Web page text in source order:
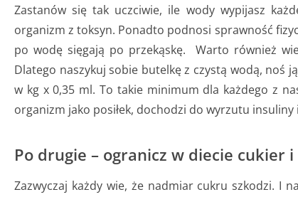
Zastanów się tak uczciwie, ile wody wypijasz
organizm z toksyn. Ponadto podnosi sprawność
po wodę sięgają po przekąskę. Warto również
Dlatego naszykuj sobie butelkę z czystą wodą, noś
w kg x 0,35 ml. To takie minimum dla każdego z
organizm jako posiłek, dochodzi do wyrzutu
Po drugie – ogranicz w diecie cukier i
Zazwyczaj każdy wie, że nadmiar cukru szkodzi. I